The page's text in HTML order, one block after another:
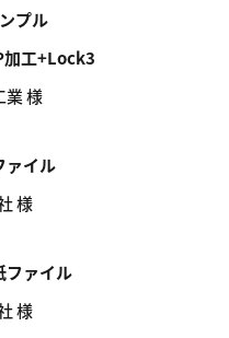
プル
工+Lock3
業 様
ァイル
様
ファイル
様